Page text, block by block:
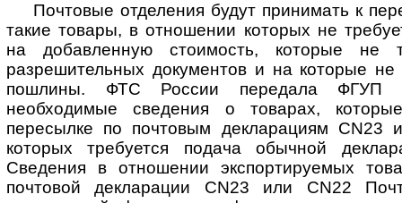
Почтовые отделения будут принимать к
такие товары, в отношении которых не
на добавленную стоимость, которые не
разрешительных документов и на которые
пошлины. ФТС России передала ФГУП
необходимые сведения о товарах,
пересылке по почтовым декларациям CN23
которых требуется подача обычной
Сведения в отношении экспортируемых
почтовой декларации CN23 или CN22